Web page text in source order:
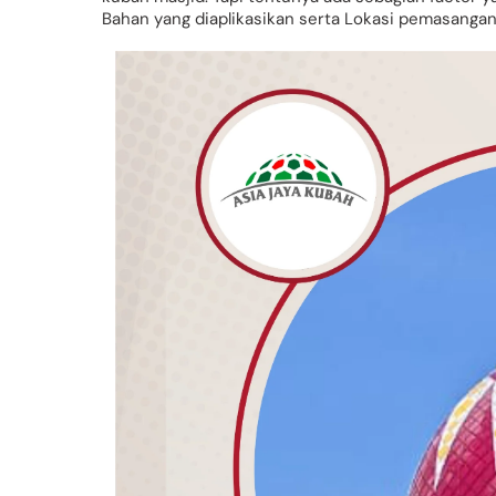
Bahan yang diaplikasikan serta Lokasi